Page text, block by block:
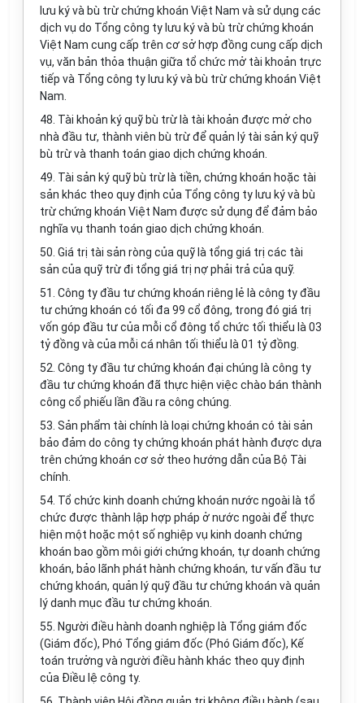
lưu ký và bù trừ chứng khoán Việt Nam và sử dụng các
dịch vụ do Tổng công ty lưu ký và bù trừ chứng khoán
Việt Nam cung cấp trên cơ sở hợp đồng cung cấp dịch
vụ, văn bản thỏa thuận giữa tổ chức mở tài khoản trực
tiếp và Tổng công ty lưu ký và bù trừ chứng khoán Việt
Nam.
48. Tài khoản ký quỹ bù trừ là tài khoản được mở cho
nhà đầu tư, thành viên bù trừ để quản lý tài sản ký quỹ
bù trừ và thanh toán giao dịch chứng khoán.
49. Tài sản ký quỹ bù trừ là tiền, chứng khoán hoặc tài
sản khác theo quy định của Tổng công ty lưu ký và bù
trừ chứng khoán Việt Nam được sử dụng để đảm bảo
nghĩa vụ thanh toán giao dịch chứng khoán.
50. Giá trị tài sản ròng của quỹ là tổng giá trị các tài
sản của quỹ trừ đi tổng giá trị nợ phải trả của quỹ.
51. Công ty đầu tư chứng khoán riêng lẻ là công ty đầu
tư chứng khoán có tối đa 99 cổ đông, trong đó giá trị
vốn góp đầu tư của mỗi cổ đông tổ chức tối thiểu là 03
tỷ đồng và của mỗi cá nhân tối thiểu là 01 tỷ đồng.
52. Công ty đầu tư chứng khoán đại chúng là công ty
đầu tư chứng khoán đã thực hiện việc chào bán thành
công cổ phiếu lần đầu ra công chúng.
53. Sản phẩm tài chính là loại chứng khoán có tài sản
bảo đảm do công ty chứng khoán phát hành được dựa
trên chứng khoán cơ sở theo hướng dẫn của Bộ Tài
chính.
54. Tổ chức kinh doanh chứng khoán nước ngoài là tổ
chức được thành lập hợp pháp ở nước ngoài để thực
hiện một hoặc một số nghiệp vụ kinh doanh chứng
khoán bao gồm môi giới chứng khoán, tự doanh chứng
khoán, bảo lãnh phát hành chứng khoán, tư vấn đầu tư
chứng khoán, quản lý quỹ đầu tư chứng khoán và quản
lý danh mục đầu tư chứng khoán.
55. Người điều hành doanh nghiệp là Tổng giám đốc
(Giám đốc), Phó Tổng giám đốc (Phó Giám đốc), Kế
toán trưởng và người điều hành khác theo quy định
của Điều lệ công ty.